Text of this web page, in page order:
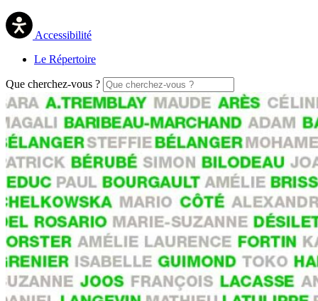
Accessibilité
Le Répertoire
Que cherchez-vous ?